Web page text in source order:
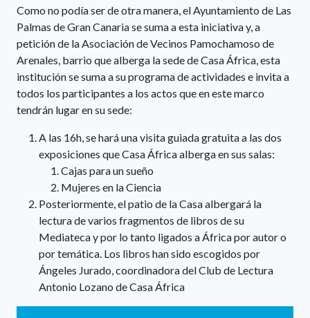
Como no podía ser de otra manera, el Ayuntamiento de Las
Palmas de Gran Canaria se suma a esta iniciativa y, a
petición de la Asociación de Vecinos Pamochamoso de
Arenales, barrio que alberga la sede de Casa África, esta
institución se suma a su programa de actividades e invita a
todos los participantes a los actos que en este marco
tendrán lugar en su sede:
A las 16h, se hará una visita guiada gratuita a las dos
exposiciones que Casa África alberga en sus salas:
Cajas para un sueño
Mujeres en la Ciencia
Posteriormente, el patio de la Casa albergará la
lectura de varios fragmentos de libros de su
Mediateca y por lo tanto ligados a África por autor o
por temática. Los libros han sido escogidos por
Ángeles Jurado, coordinadora del Club de Lectura
Antonio Lozano de Casa África